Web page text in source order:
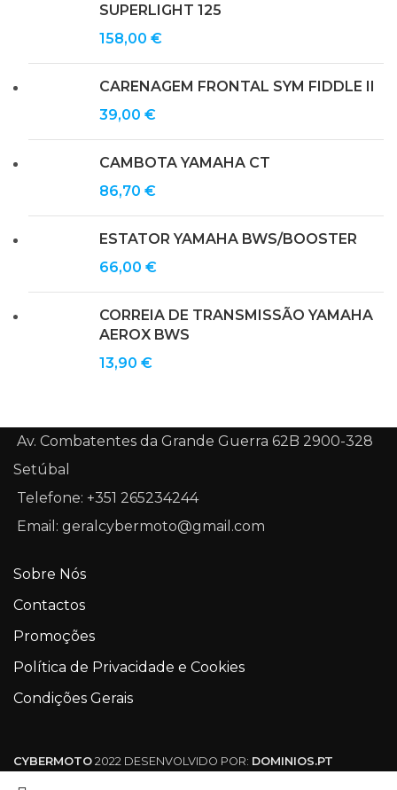
SUPERLIGHT 125
158,00 €
CARENAGEM FRONTAL SYM FIDDLE II
39,00 €
CAMBOTA YAMAHA CT
86,70 €
ESTATOR YAMAHA BWS/BOOSTER
66,00 €
CORREIA DE TRANSMISSÃO YAMAHA
AEROX BWS
13,90 €
Av. Combatentes da Grande Guerra 62B 2900-328
Setúbal
Telefone: +351 265234244
Email: geralcybermoto@gmail.com
Sobre Nós
Contactos
Promoções
Política de Privacidade e Cookies
Condições Gerais
CYBERMOTO 2022 DESENVOLVIDO POR: DOMINIOS.PT